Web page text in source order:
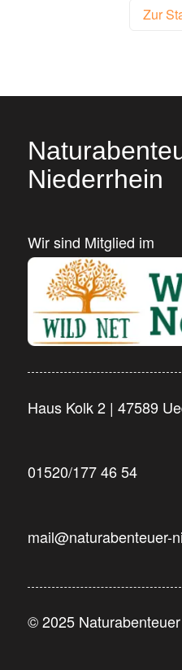
Zur
Niederrhein
Wir sind Mitglied im
Haus Kolk 2 | 47589
01520/177 46 54
mail@naturabenteuer-
© 2025